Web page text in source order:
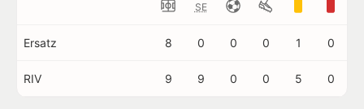
SE
Ersatz 8 0 0 0 1 0
RIV 9 9 0 0 5 0